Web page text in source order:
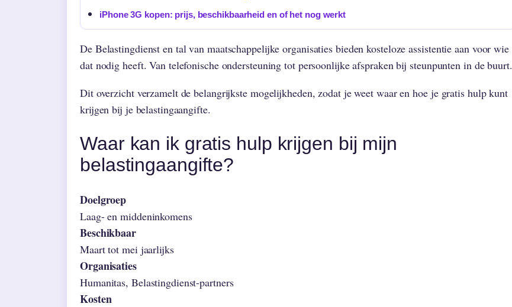
iPhone 3G kopen: prijs, beschikbaarheid en of het nog werkt
De Belastingdienst en tal van maatschappelijke organisaties bieden kosteloze assistentie aan voor wie
dat nodig heeft. Van telefonische ondersteuning tot persoonlijke afspraken bij steunpunten in de buurt.
Dit overzicht verzamelt de belangrijkste mogelijkheden, zodat je weet waar en hoe je gratis hulp kunt
krijgen bij je belastingaangifte.
Waar kan ik gratis hulp krijgen bij mijn
belastingaangifte?
Doelgroep
Laag- en middeninkomens
Beschikbaar
Maart tot mei jaarlijks
Organisaties
Humanitas, Belastingdienst-partners
Kosten